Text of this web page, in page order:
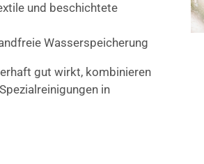
und beschichtete
Wasserspeicherung
gut wirkt, kombinieren
in